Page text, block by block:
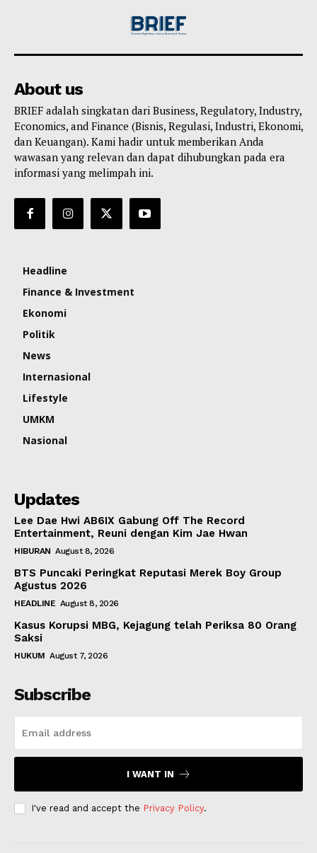
About us
BRIEF adalah singkatan dari Business, Regulatory, Industry,
Economics, and Finance (Bisnis, Regulasi, Industri, Ekonomi,
dan Keuangan). Kami hadir untuk memberikan Anda
wawasan yang relevan dan dapat dihubungkan pada era
informasi yang melimpah ini.
Headline
Finance & Investment
Ekonomi
Politik
News
Internasional
Lifestyle
UMKM
Nasional
Updates
Lee Dae Hwi AB6IX Gabung Off The Record
Entertainment, Reuni dengan Kim Jae Hwan
HIBURAN August 8, 2026
BTS Puncaki Peringkat Reputasi Merek Boy Group
Agustus 2026
HEADLINE August 8, 2026
Kasus Korupsi MBG, Kejagung telah Periksa 80 Orang
Saksi
HUKUM August 7, 2026
Subscribe
I WANT IN
I've read and accept the Privacy Policy.